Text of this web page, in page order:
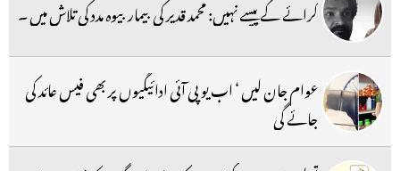
کرائے کے پیسے نہیں: محمد قدیر کی بیمار بیوہ مدد کی تلاش میں ۔
عوام جان لیں ‘ اب یو پی آئی ادائیگیوں پر بھی فیس عائد کی
جائے گی